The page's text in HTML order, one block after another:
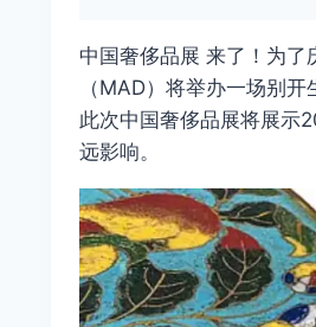
中国奢侈品展 来了！为
（MAD）将举办一场别
此次中国奢侈品展将展示
远影响。